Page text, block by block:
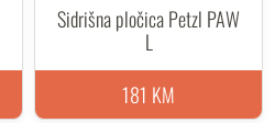
Sidrišna pločica Petzl PAW
L
181 KM